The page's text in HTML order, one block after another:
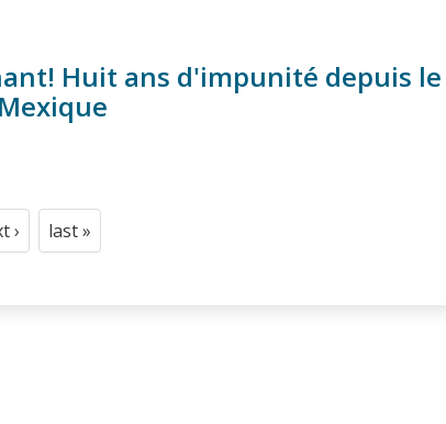
Huit ans d'impunité depuis
›
Last
last »